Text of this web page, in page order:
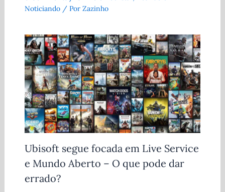
Noticiando/ Por Zazinho
Ubisoft segue focada em Live Service
e Mundo Aberto – O que pode dar
errado?